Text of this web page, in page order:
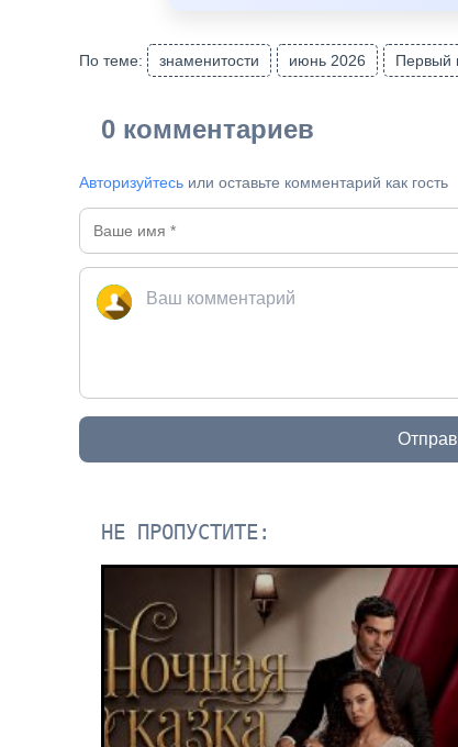
По теме: знаменитости июнь 2026 Первый
0 комментариев
Авторизуйтесь или оставьте комментарий как гость
НЕ ПРОПУСТИТЕ: